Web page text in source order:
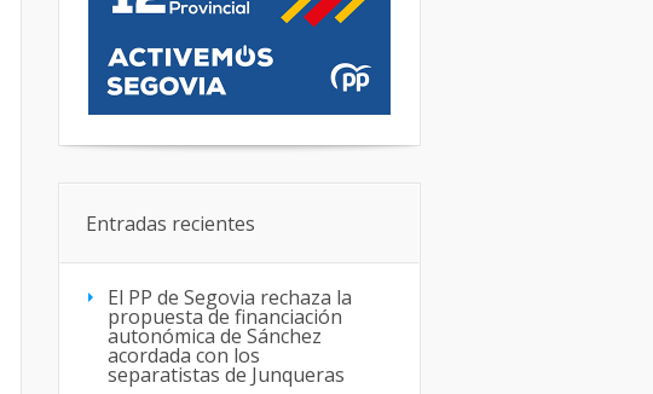
Entradas recientes
El PP de Segovia rechaza la
propuesta de financiación
autonómica de Sánchez
acordada con los
separatistas de Junqueras